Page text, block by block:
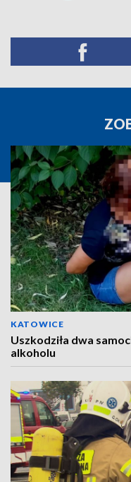
KATOWICE
Uszkodziła dwa
alkoholu